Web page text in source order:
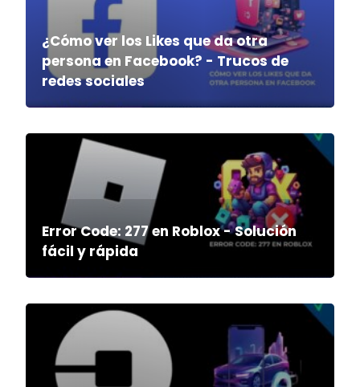
¿Cómo ver los Likes que da otra
persona en Facebook? - Trucos de
redes sociales
Error Code: 277 en Roblox - Solución
fácil y rápida